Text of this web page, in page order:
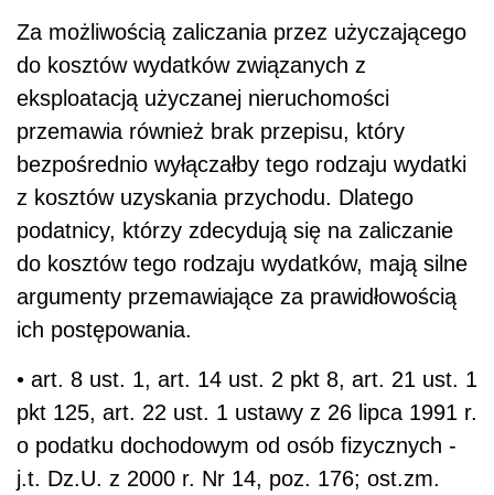
Za możliwością zaliczania przez użyczającego
do kosztów wydatków związanych z
eksploatacją użyczanej nieruchomości
przemawia również brak przepisu, który
bezpośrednio wyłączałby tego rodzaju wydatki
z kosztów uzyskania przychodu. Dlatego
podatnicy, którzy zdecydują się na zaliczanie
do kosztów tego rodzaju wydatków, mają silne
argumenty przemawiające za prawidłowością
ich postępowania.
• art. 8 ust. 1, art. 14 ust. 2 pkt 8, art. 21 ust. 1
pkt 125, art. 22 ust. 1 ustawy z 26 lipca 1991 r.
o podatku dochodowym od osób fizycznych -
j.t. Dz.U. z 2000 r. Nr 14, poz. 176; ost.zm.